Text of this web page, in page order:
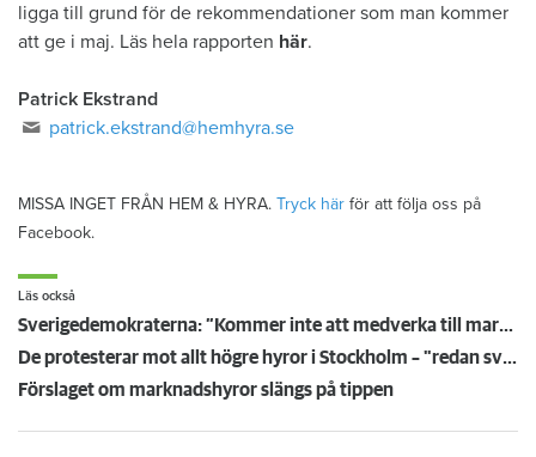
ligga till grund för de rekommendationer som man kommer
att ge i maj. Läs hela rapporten här.
Patrick Ekstrand
patrick.ekstrand@hemhyra.se
MISSA INGET FRÅN HEM & HYRA. Tryck här för att följa oss på
Facebook.
Läs också
Sverigedemokraterna: ”Kommer inte att medverka till marknadshyror”
De protesterar mot allt högre hyror i Stockholm – "redan svårt att hitta en lägenhet"
Förslaget om marknadshyror slängs på tippen